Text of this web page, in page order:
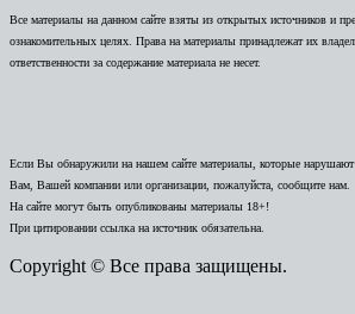
Все материалы на данном сайте взяты из открытых источников и
ознакомительных целях. Права на материалы принадлежат их
ответственности за содержание материала не несет.
Если Вы обнаружили на нашем сайте материалы, которые нарушают
Вам, Вашей компании или организации, пожалуйста, сообщите нам.
На сайте могут быть опубликованы материалы 18+!
При цитировании ссылка на источник обязательна.
Copyright © Все права защищены.